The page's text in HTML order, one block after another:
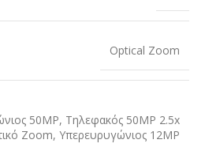
Optical Zoom
50MP, Τηλεφακός 50MP 2.5x
Zoom, Υπερευρυγώνιος 12MP